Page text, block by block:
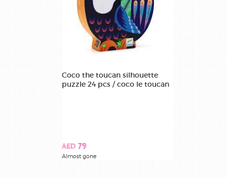
Coco the toucan silhouette
puzzle 24 pcs / coco le toucan
AED 79
Almost gone